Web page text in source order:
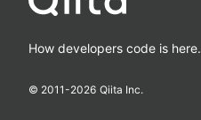
How developers code is here.
© 2011-2026 Qiita Inc.